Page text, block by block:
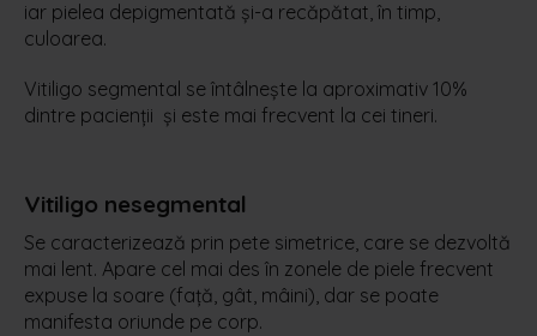
iar pielea depigmentată și-a recăpătat, în timp,
culoarea.
Vitiligo segmental se întâlneşte la aproximativ 10%
dintre pacienţii și este mai frecvent la cei tineri.
Vitiligo nesegmental
Se caracterizează prin pete simetrice, care se dezvoltă
mai lent. Apare cel mai des în zonele de piele frecvent
expuse la soare (față, gât, mâini), dar se poate
manifesta oriunde pe corp.